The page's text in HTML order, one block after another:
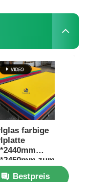
farbige
zum
Preis
Bestpreis